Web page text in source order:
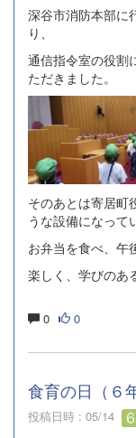
深谷市消防本部に
り、
通信指令室の役割
ただきました。
そのあとは寄居町
うな設備になって
お弁当を食べ、午
楽しく、学びのあ
0 0
食育の日（６
投稿日時 : 05/14